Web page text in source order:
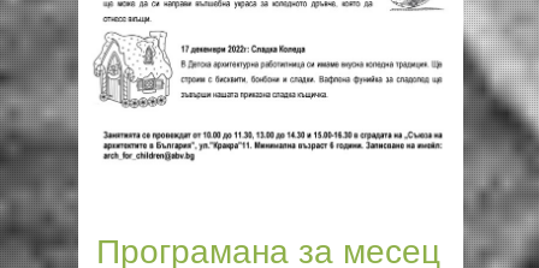
Програмана за месец